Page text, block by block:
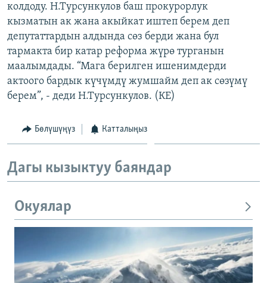
АЗАТТЫК+
ЭЕ/АРнун бардык сайттары
колдоду. Н.Турсункулов баш прокурорлук
кызматын ак жана акыйкат иштеп берем деп
депутаттардын алдында сөз берди жана бул
тармакта бир катар реформа жүрө турганын
маалымдады. “Мага берилген ишенимдерди
актоого бардык күчүмдү жумшайм деп ак сөзүмү
берем”, - деди Н.Турсункулов. (КЕ)
Бөлүшүңүз Катталыңыз
Дагы кызыктуу баяндар
Окуялар